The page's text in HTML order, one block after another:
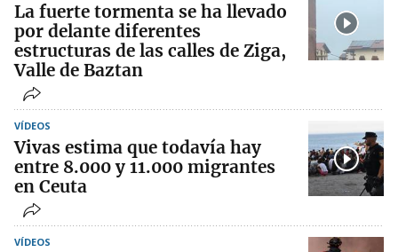
La fuerte tormenta se ha llevado
por delante diferentes
estructuras de las calles de Ziga,
Valle de Baztan
VÍDEOS
Vivas estima que todavía hay
entre 8.000 y 11.000 migrantes
en Ceuta
VÍDEOS